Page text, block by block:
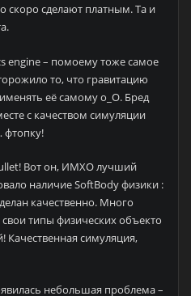
скоро сделают платным. Та и
engine – помоему тоже самое
то, что гравитацию
её самому о_О. Бред
с качеством симуляции
фтопку!
Вот он, ИМХО лучший
наличие SoftBody физики :
качественно. Много
типы физических объекто
Качественная симуляция,
небольшая проблема –